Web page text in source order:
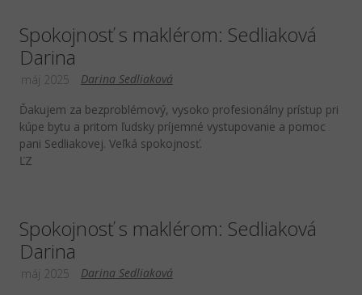
Spokojnosť s maklérom: Sedliaková
Darina
Darina Sedliaková
máj 2025
Ďakujem za bezproblémový, vysoko profesionálny prístup pri
kúpe bytu a pritom ľudsky príjemné vystupovanie a pomoc
pani Sedliakovej. Veľká spokojnosť.
ĽZ
Spokojnosť s maklérom: Sedliaková
Darina
Darina Sedliaková
máj 2025